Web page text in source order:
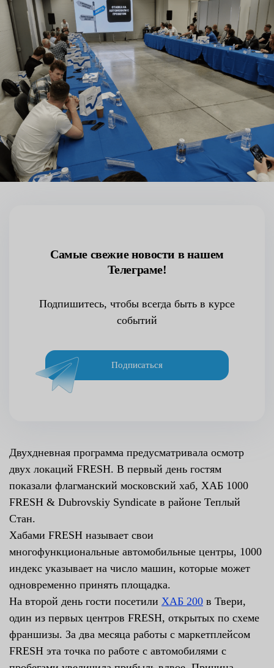
Самые свежие новости в нашем
Телеграме!
Подпишитесь, чтобы всегда быть в курсе
событий
Подписаться
Двухдневная программа предусматривала осмотр
двух локаций FRESH. В первый день гостям
показали флагманский московский хаб, ХАБ 1000
FRESH & Dubrovskiy Syndicate в районе Теплый
Стан.
Хабами FRESH называет свои
многофункциональные автомобильные центры, 1000
индекс указывает на число машин, которые может
одновременно принять площадка.
На второй день гости посетили ХАБ 200 в Твери,
один из первых центров FRESH, открытых по схеме
франшизы. За два месяца работы с маркетплейсом
FRESH эта точка по работе с автомобилями с